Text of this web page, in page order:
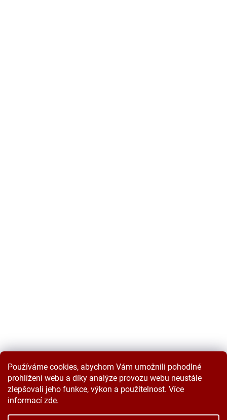
Používáme cookies, abychom Vám umožnili pohodlné
prohlížení webu a díky analýze provozu webu neustále
zlepšovali jeho funkce, výkon a použitelnost. Více
informací zde.